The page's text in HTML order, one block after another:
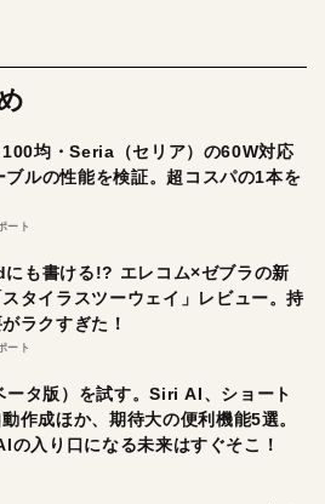
均・Seria（セリア）の60W対応
ブルの性能を検証。超コスパの1本を
ート
も書ける!? エレコム×ゼブラの新
タイラスツーウェイ」レビュー。持
ラクすぎた！
ート
ータ版）を試す。Siri AI、ショート
作成ほか、期待大の便利機能5選。
の入り口になる未来はすぐそこ！